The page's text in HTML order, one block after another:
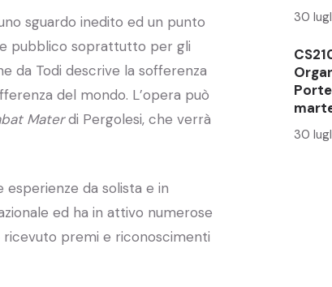
sguardo inedito ed un punto
pubblico soprattutto per gli
da Todi descrive la sofferenza
del mondo. L’opera può
Materdi Pergolesi, che verrà
da solista e in
ed ha in attivo numerose
premi e riconoscimenti
30
30